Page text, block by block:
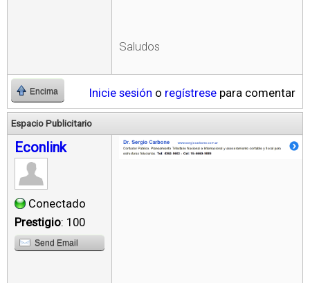
Saludos
Encima Inicie sesión o regístrese para comentar
Espacio Publicitario
Econlink
Conectado
Prestigio: 100
Send Email